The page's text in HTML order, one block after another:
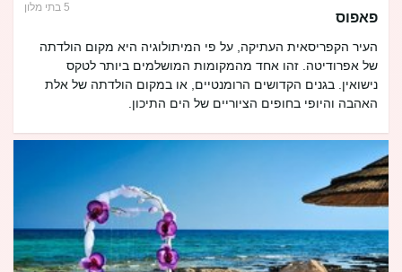
פאפוס
5 בתי מלון
העיר הקפריסאית העתיקה, על פי המיתולוגיה היא מקום הולדתה
של אפרודיטה. זהו אחד מהמקומות המושלמים ביותר לטקס
נישואין. בגנים הקדושים הרומנטיים, או במקום הולדתה של אלת
האהבה והיופי בחופים הציוריים של הים התיכון.